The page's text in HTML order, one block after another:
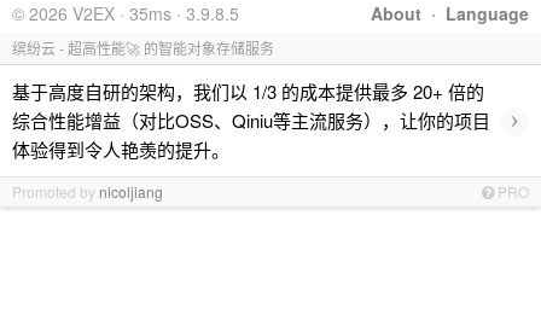
About · Language
© 2026 V2EX · 35ms · 3.9.8.5
缤纷云 - 超高性能🚀 的智能对象存储服务
基于高度自研的架构，我们以 1/3 的成本提供最多 20+ 倍的
综合性能增益（对比OSS、Qiniu等主流服务），让你的项目
体验得到令人艳羡的提升。
›
Promoted by nicoljiang PRO